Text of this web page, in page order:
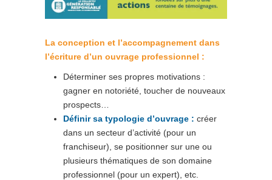
La conception et l’accompagnement dans
l’écriture d’un ouvrage professionnel :
Déterminer ses propres motivations :
gagner en notoriété, toucher de nouveaux
prospects…
Définir sa typologie d’ouvrage : créer
dans un secteur d’activité (pour un
franchiseur), se positionner sur une ou
plusieurs thématiques de son domaine
professionnel (pour un expert), etc.